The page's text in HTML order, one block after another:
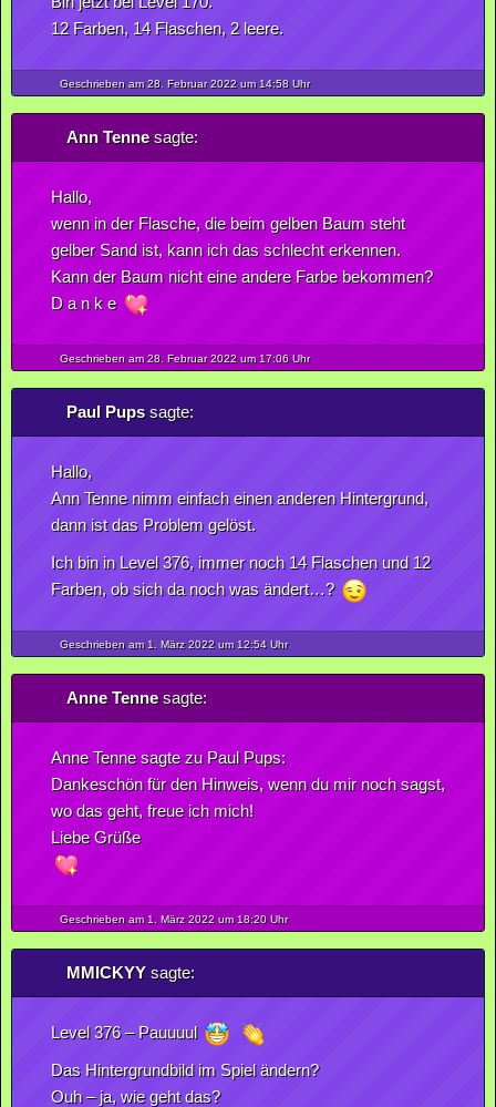
12 Farben, 14 Flaschen, 2 leere.
Geschrieben am 28. Februar2022um 14:58 Uhr
Ann Tennesagte:
Hallo,
wenn in der Flasche, die beim gelben Baum steht
gelber Sand ist, kann ich das schlecht erkennen.
Kann der Baum nicht eine andere Farbe bekommen?
D a n k e
Geschrieben am 28. Februar2022um 17:06 Uhr
Paul Pupssagte:
Hallo,
Ann Tenne nimm einfach einen anderen Hintergrund,
dann ist das Problem gelöst.
Ich bin in Level 376, immer noch 14 Flaschen und 12
Farben, ob sich da noch was ändert…?
Geschrieben am 1. März2022um 12:54 Uhr
Anne Tennesagte:
Anne Tenne sagte zu Paul Pups:
Dankeschön für den Hinweis, wenn du mir noch sagst,
wo das geht, freue ich mich!
Liebe Grüße
Geschrieben am 1. März2022um 18:20 Uhr
MMICKYYsagte:
Level 376 – Pauuuul
Das Hintergrundbild im Spiel ändern?
Ouh – ja, wie geht das?